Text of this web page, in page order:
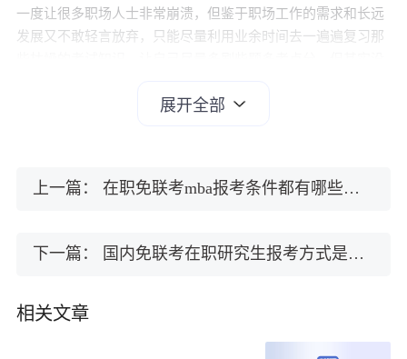
一度让很多职场人士非常崩溃，但鉴于职场工作的需求和长远
发展又不敢轻言放弃，只能尽量利用业余时间去一遍遍复习那
免联考在职硕士研究生了，那么这种方式是
国内免联考在职硕士研究生其实指的是国外高校在国内所设立
究生不需要参加全国联考，由有资质的国外高校授权机构在国
员，入学之后大家可以在国内完成所有的专业课程学习，但是
展开全部
上一篇： 在职免联考mba报考条件都有哪些？满足之后就能免试入学就读了吗？
下一篇： 国内免联考在职研究生报考方式是什么？具体说明
相关文章